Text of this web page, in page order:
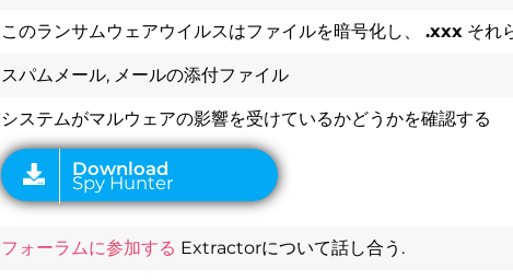
このランサムウェアウイルスはファイルを暗号化し、 .xxx それ
スパムメール, メールの添付ファイル
システムがマルウェアの影響を受けているかどうかを確認する
Spy Hunter
フォーラムに参加する Extractorについて話し合う.